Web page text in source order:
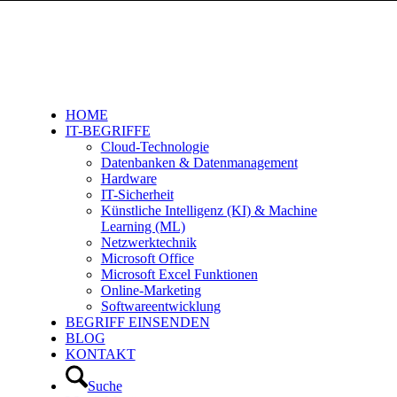
HOME
IT-BEGRIFFE
Cloud-Technologie
Datenbanken & Datenmanagement
Hardware
IT-Sicherheit
Künstliche Intelligenz (KI) & Machine
Learning (ML)
Netzwerktechnik
Microsoft Office
Microsoft Excel Funktionen
Online-Marketing
Softwareentwicklung
BEGRIFF EINSENDEN
BLOG
KONTAKT
Suche